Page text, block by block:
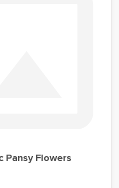
Pansy Flowers